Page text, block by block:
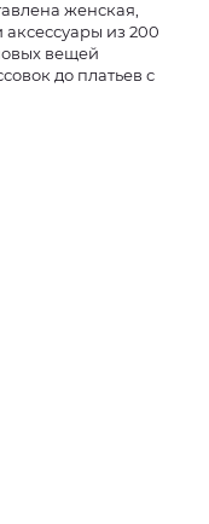
женская,
аксессуары из 200
вещей
до платьев с